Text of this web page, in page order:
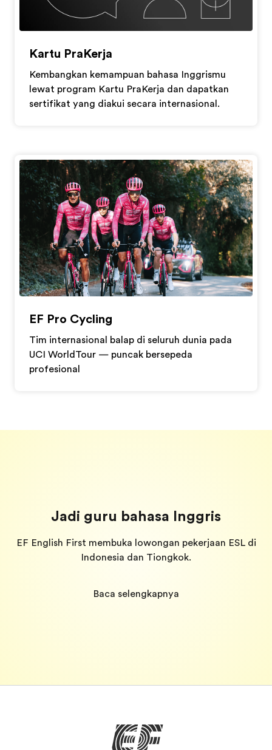
Kartu PraKerja
Kembangkan kemampuan bahasa Inggrismu
lewat program Kartu PraKerja dan dapatkan
sertifikat yang diakui secara internasional.
EF Pro Cycling
Tim internasional balap di seluruh dunia pada
UCI WorldTour — puncak bersepeda
profesional
Jadi guru bahasa Inggris
EF English First membuka lowongan pekerjaan ESL di
Indonesia dan Tiongkok.
Baca selengkapnya